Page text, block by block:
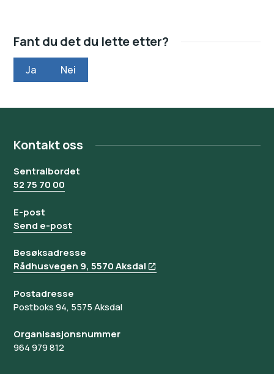
Fant du det du lette etter?
Ja Nei
Kontakt oss
Sentralbordet
52 75 70 00
E-post
Send e-post
Besøksadresse
Rådhusvegen 9, 5570 Aksdal
Postadresse
Postboks 94, 5575 Aksdal
Organisasjonsnummer
964 979 812